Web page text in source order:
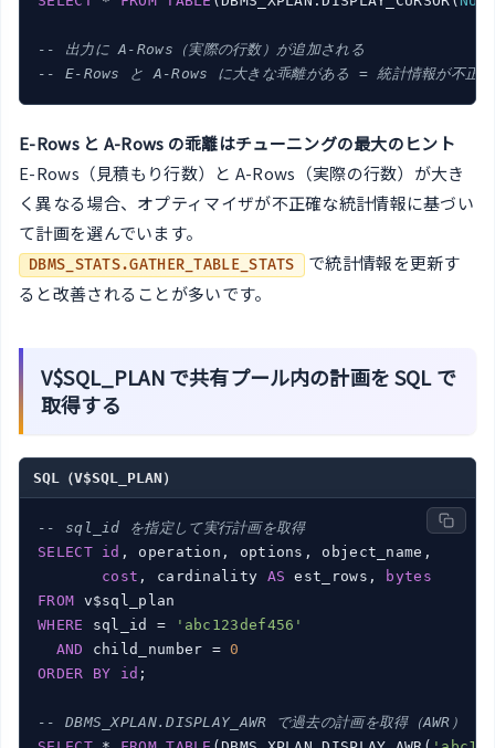
-- 出力に A-Rows（実際の行数）が追加される
-- E-Rows と A-Rows に大きな乖離がある = 統計情報が不正確
E-Rows と A-Rows の乖離はチューニングの最大のヒント
E-Rows（見積もり行数）と A-Rows（実際の行数）が大き
く異なる場合、オプティマイザが不正確な統計情報に基づい
て計画を選んでいます。
DBMS_STATS.GATHER_TABLE_STATS
で統計情報を更新す
ると改善されることが多いです。
V$SQL_PLAN で共有プール内の計画を SQL で
取得する
SQL（V$SQL_PLAN）
-- sql_id を指定して実行計画を取得
SELECT
id , operation, options, object_name,
cost , cardinality AS est_rows,
bytes
FROM
WHERE sql_id =
'abc123def456'
AND
child_number = 0
ORDER
BY id ;
-- DBMS_XPLAN.DISPLAY_AWR で過去の計画を取得（AWR）